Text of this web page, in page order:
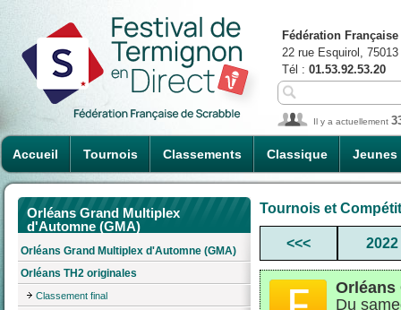
Accueil Tournois Classements Classique Jeunes
Fédération
22 rue Esquirol,
Tél : 01.53.92.53.20
Il y a actuellement
Orléans Grand Multiplex
d'Automne (GMA)
Orléans Grand Multiplex d'Automne (GMA)
Orléans TH2 originales
Classement final
Tournois et
<<< 2022
Orléans
Du